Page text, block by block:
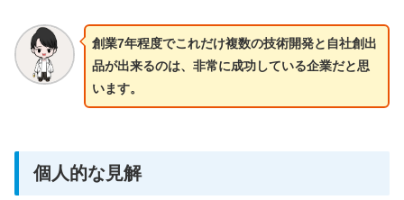
創業7年程度でこれだけ複数の技術開発と自社創出
品が出来るのは、非常に成功している企業だと思
います。
個人的な見解